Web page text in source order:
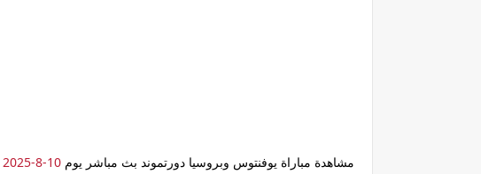
مشاهدة مباراة يوفنتوس وبروسيا دورتموند بث مباشر يوم 10-8-2025